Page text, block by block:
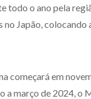
todo o ano pela
Japão,
começará em
a março de 2024, o